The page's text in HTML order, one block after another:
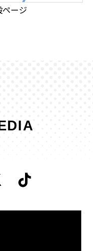
ページ